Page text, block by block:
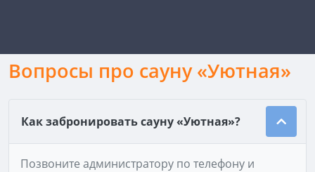
Вопросы про сауну «Уютная»
Как забронировать сауну «Уютная»?
Позвоните администратору по телефону и